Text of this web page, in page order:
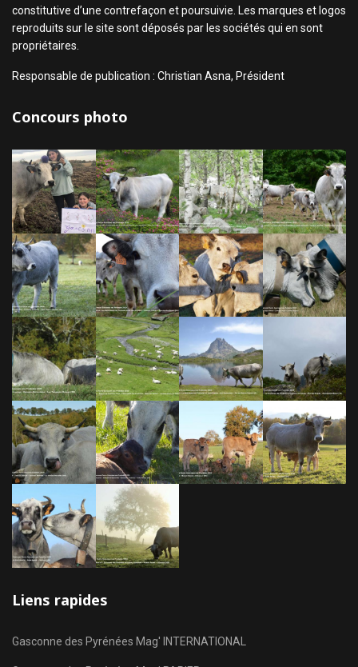
constitutive d’une contrefaçon et poursuivie. Les marques et logos
reproduits sur le site sont déposés par les sociétés qui en sont
propriétaires.
Responsable de publication : Christian Asna, Président
Concours photo
Liens rapides
Gasconne des Pyrénées Mag' INTERNATIONAL